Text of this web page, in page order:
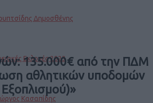
Δημοσθένης
Εκλογές 2023
Κασαπίδης
135.000€ από την ΠΔΜ
αθλητικών υποδομών